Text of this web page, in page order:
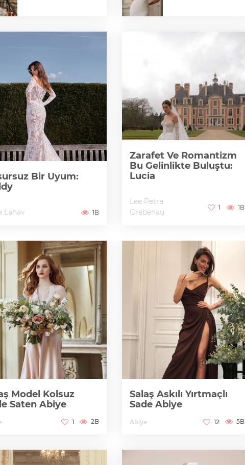
Bir Uyum:
Lahav 1B
Zarafet Ve Romantizm
Bu Gelinlikte Buluştu:
Lucia
Lee Petra
Grebenau
1 1B
Model Kolsuz
Saten Abiye
1 2B
Salaş Askılı Yırtmaçlı
Sade Abiye
Abiye 12 5B